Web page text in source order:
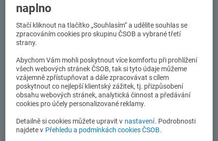
V roce 2024 dosáhla ČSOB Pojišťovna opět
skvělých hodnot ve všech klíčových ukazatelích
hospodářských a obchodních výsledků. Poprvé v
historii předepsala pojistné dle metodiky ČAP
téměř 17 miliard korun, hospodařila se ziskem
2,6 miliardy korun a dosáhla tržního podílu 9,1 %.
Pokračovat ve čtení
Začínají „jarňáky“, dávejte pozor na
silnicích!
naplno
Stačí kliknout na tlačítko „Souhlasím“ a udělíte souhlas se
zpracováním cookies pro skupinu ČSOB a vybrané třetí
strany.
Abychom Vám mohli poskytnout více komfortu při prohlížení
všech webových stránek ČSOB, tak si tyto údaje můžeme
vzájemně zpřístupňovat a dále zpracovávat s cílem
poskytnout co nejlepší klientský zážitek, tj. přizpůsobení
obsahu webových stránek, analytická činnost a předávání
cookies pro účely personalizované reklamy.
Detailně si cookies můžete upravit v nastavení. Podrobnosti
najdete v Přehledu a podmínkách cookies ČSOB.